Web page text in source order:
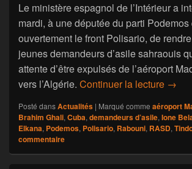
Le ministère espagnol de l’Intérieur a
mardi, à une députée du parti
ouvertement le front Polisario, de
jeunes demandeurs d’asile sahraouis
attente d’être expulsés de l’aéroport
vers l’Algérie. Continuer la lecture Une
→
Posté dansActualités | Marqué comme aéroport
Brahim Ghali,Cuba,demandeurs d’asile,Ione
Elkana, Podemos, Polisario, Rabouni, RASD,
commentaire